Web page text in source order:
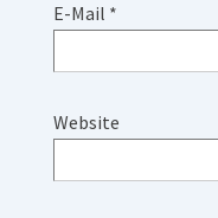
E-Mail *
Website